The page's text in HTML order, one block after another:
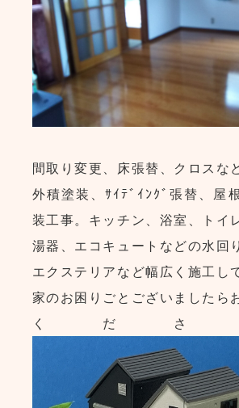
間取り変更、床張替、クロスな
外積塗装、ｻｲﾃﾞｲﾝｸﾞ張替、屋
装工事。キッチン、浴室、トイ
湯器、エコキュートなどの水回
エクステリアなど幅広く施工し
家のお困りごとございましたら
くださ